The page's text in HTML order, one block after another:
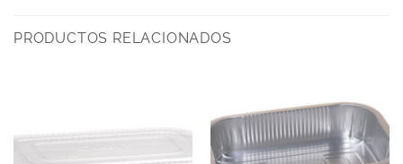
PRODUCTOS RELACIONADOS